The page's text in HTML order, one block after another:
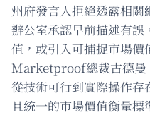
州府發言人拒絕透露相
辦公室承認早前描述有
值，或引入可捕捉市場價
Marketproof總裁古德曼
從技術可行到實際操作
且統一的市場價值衡量標